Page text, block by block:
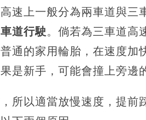
高速上一般分為兩車道與三
車道行駛。倘若為三車道高
普通的家用輪胎，在速度加
果是新手，可能會撞上旁邊
，所以適當放慢速度，提